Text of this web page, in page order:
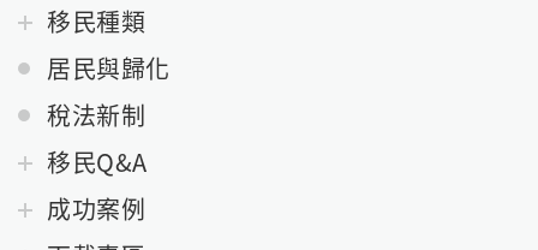
移民種類
居民與歸化
稅法新制
移民Q&A
成功案例